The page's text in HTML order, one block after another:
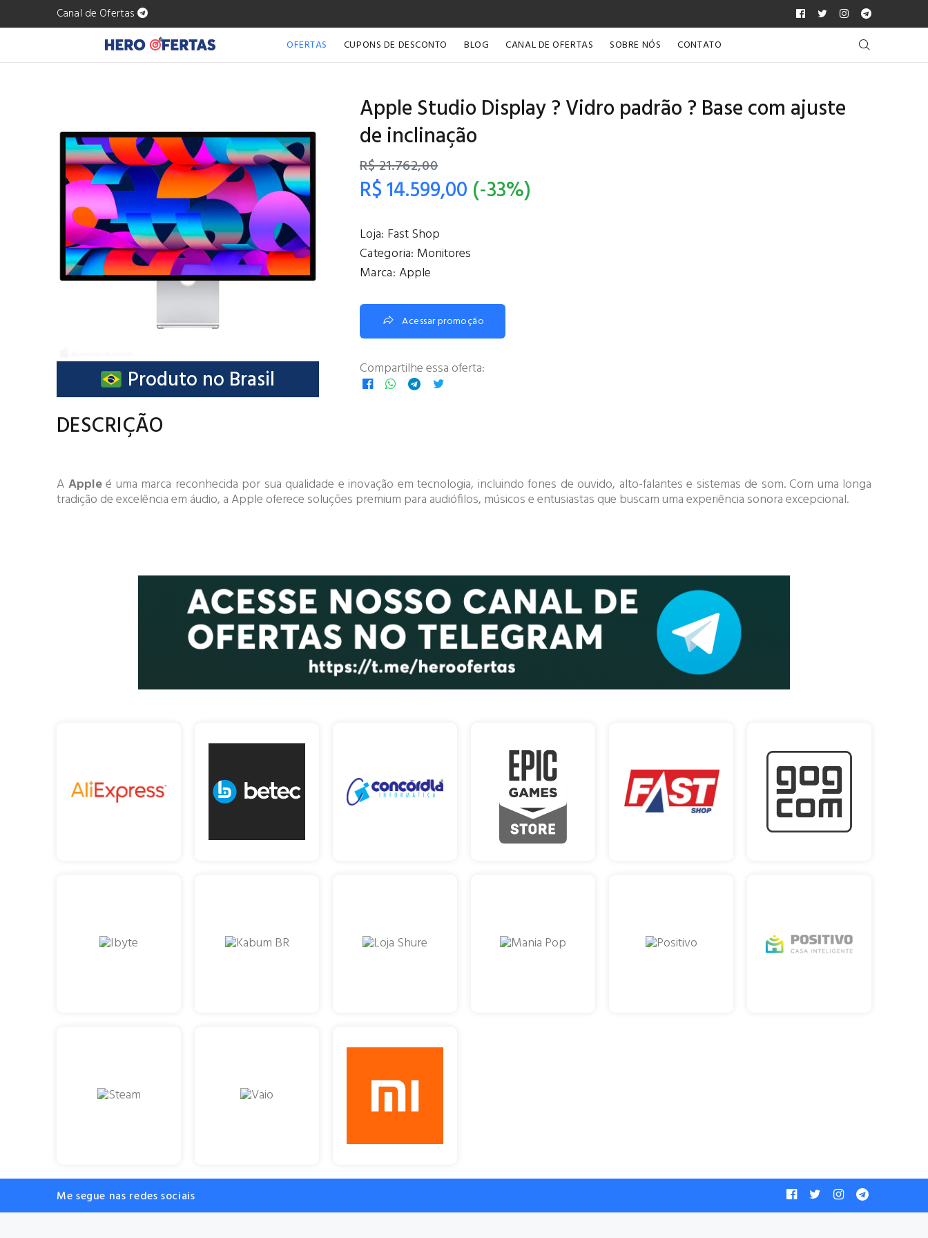
Canal de Ofertas
OFERTAS CUPONS DE DESCONTO BLOG CANAL DE OFERTAS SOBRE NÓS CONTATO
Produto no Brasil
Apple Studio Display ? Vidro padrão ? Base com ajuste
de inclinação
R$ 21.762,00
R$ 14.599,00 (-33%)
Loja: Fast Shop
Categoria: Monitores
Marca: Apple
Acessar promoção
Compartilhe essa oferta:
DESCRIÇÃO
A Appleé uma marca reconhecida por sua qualidade e inovação em tecnologia, incluindo fones de ouvido, alto-falantes e sistemas de som. Com uma longa
tradição de excelência em áudio, a Apple oferece soluções premium para audiófilos, músicos e entusiastas que buscam uma experiência sonora excepcional.
Me segue nas redes sociais